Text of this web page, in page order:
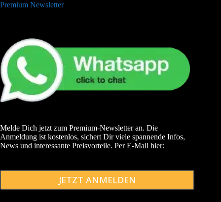
Premium Newsletter
Melde Dich jetzt zum Premium-Newsletter an. Die
Anmeldung ist kostenlos, sichert Dir viele spannende Infos,
News und interessante Preisvorteile. Per E-Mail hier:
JETZT ANMELDEN